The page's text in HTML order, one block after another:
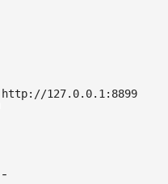
http://127.0.0.1:8899
-